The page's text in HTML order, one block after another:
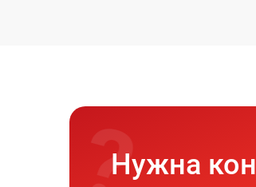
Нужна